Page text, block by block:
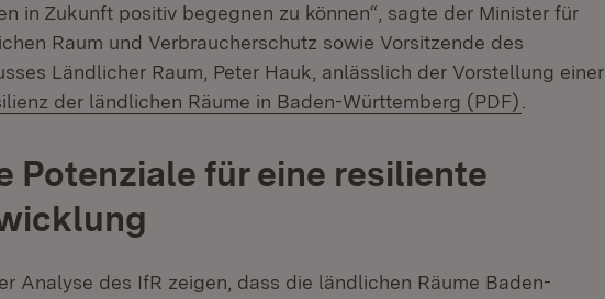
in Zukunft positiv begegnen zu können“, sagte der Minister für
Raum und Verbraucherschutz sowie Vorsitzende des
Ländlicher Raum, Peter Hauk, anlässlich der Vorstellung einer
der ländlichen Räume in Baden-Württemberg (PDF)
Potenziale für eine resiliente
Analyse des IfR zeigen, dass die ländlichen Räume Baden-